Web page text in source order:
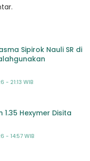
Sipirok Nauli SR di
- 21:13 WIB
Hexymer Disita
- 14:57 WIB